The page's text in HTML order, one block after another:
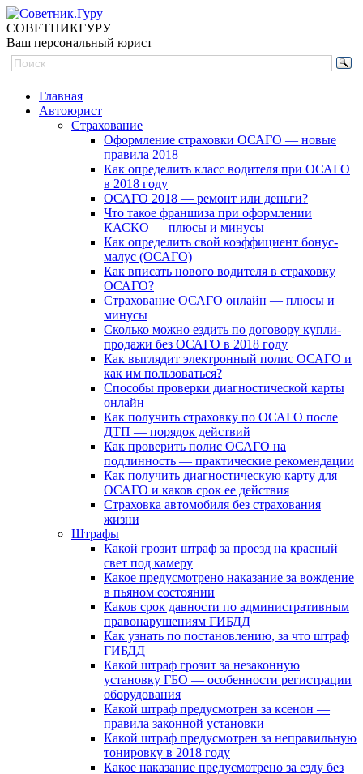
СОВЕТНИКГУРУ
Ваш персональный юрист
Главная
Автоюрист
Страхование
Оформление страховки ОСАГО — новые
правила 2018
Как определить класс водителя при ОСАГО
в 2018 году
ОСАГО 2018 — ремонт или деньги?
Что такое франшиза при оформлении
КАСКО — плюсы и минусы
Как определить свой коэффициент бонус-
малус (ОСАГО)
Как вписать нового водителя в страховку
ОСАГО?
Страхование ОСАГО онлайн — плюсы и
минусы
Сколько можно ездить по договору купли-
продажи без ОСАГО в 2018 году
Как выглядит электронный полис ОСАГО и
как им пользоваться?
Способы проверки диагностической карты
онлайн
Как получить страховку по ОСАГО после
ДТП — порядок действий
Как проверить полис ОСАГО на
подлинность — практические рекомендации
Как получить диагностическую карту для
ОСАГО и каков срок ее действия
Страховка автомобиля без страхования
жизни
Штрафы
Какой грозит штраф за проезд на красный
свет под камеру
Какое предусмотрено наказание за вождение
в пьяном состоянии
Каков срок давности по административным
правонарушениям ГИБДД
Как узнать по постановлению, за что штраф
ГИБДД
Какой штраф грозит за незаконную
установку ГБО — особенности регистрации
оборудования
Какой штраф предусмотрен за ксенон —
правила законной установки
Какой штраф предусмотрен за неправильную
тонировку в 2018 году
Какое наказание предусмотрено за езду без